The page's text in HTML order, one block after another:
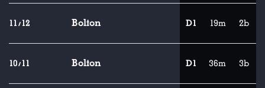
11/12 Bolton D1 19m 2b
10/11 Bolton D1 36m 3b